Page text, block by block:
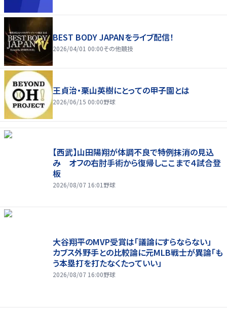
BEST BODY JAPANをライブ配信！
2026/04/01 00:00その他競技
王貞治・栗山英樹にとっての甲子園とは
2026/06/15 00:00野球
【西武】山田陽翔が体調不良で特例抹消の見込
み オフの右肘手術から復帰しここまで４試合登
板
2026/08/07 16:01 野球
大谷翔平のMVP受賞は「議論にすらならない」
カブス外野手との比較論に元MLB戦士が異論「も
う本塁打を打たなくたっていい」
2026/08/07 16:00野球